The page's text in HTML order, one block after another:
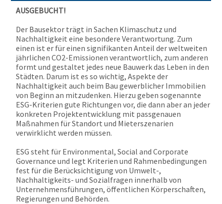
AUSGEBUCHT!
Der Bausektor trägt in Sachen Klimaschutz und
Nachhaltigkeit eine besondere Verantwortung. Zum
einen ist er für einen signifikanten Anteil der weltweiten
jährlichen CO2-Emissionen verantwortlich, zum anderen
formt und gestaltet jedes neue Bauwerk das Leben in den
Städten. Darum ist es so wichtig, Aspekte der
Nachhaltigkeit auch beim Bau gewerblicher Immobilien
von Beginn an mitzudenken. Hierzu geben sogenannte
ESG-Kriterien gute Richtungen vor, die dann aber an jeder
konkreten Projektentwicklung mit passgenauen
Maßnahmen für Standort und Mieterszenarien
verwirklicht werden müssen.
ESG steht für Environmental, Social and Corporate
Governance und legt Kriterien und Rahmenbedingungen
fest für die Berücksichtigung von Umwelt-,
Nachhaltigkeits- und Sozialfragen innerhalb von
Unternehmensführungen, öffentlichen Körperschaften,
Regierungen und Behörden.